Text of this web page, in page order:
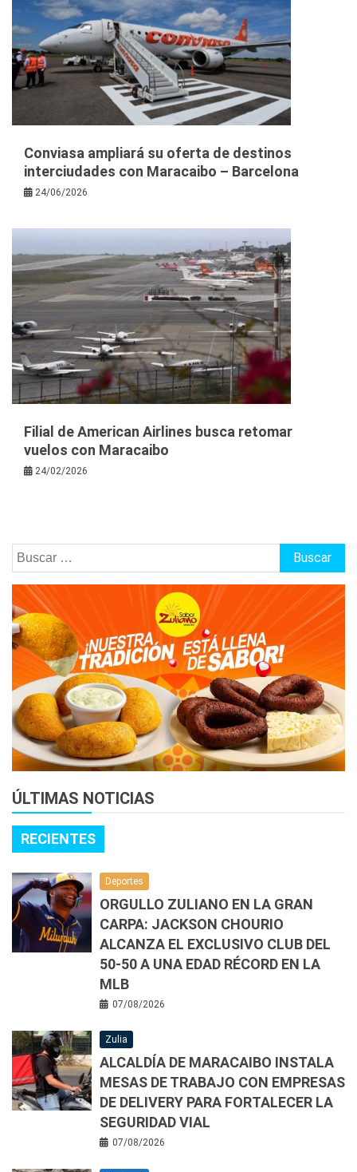
Conviasa ampliará su oferta de destinos
interciudades con Maracaibo – Barcelona
24/06/2026
Filial de American Airlines busca retomar
vuelos con Maracaibo
24/02/2026
Buscar:
ÚLTIMAS NOTICIAS
RECIENTES
Deportes
ORGULLO ZULIANO EN LA GRAN
CARPA: JACKSON CHOURIO
ALCANZA EL EXCLUSIVO CLUB DEL
50-50 A UNA EDAD RÉCORD EN LA
MLB
07/08/2026
Zulia
ALCALDÍA DE MARACAIBO INSTALA
MESAS DE TRABAJO CON EMPRESAS
DE DELIVERY PARA FORTALECER LA
SEGURIDAD VIAL
07/08/2026